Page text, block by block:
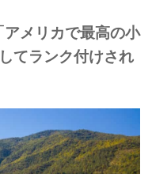
メリカで最高の小
てランク付けされ